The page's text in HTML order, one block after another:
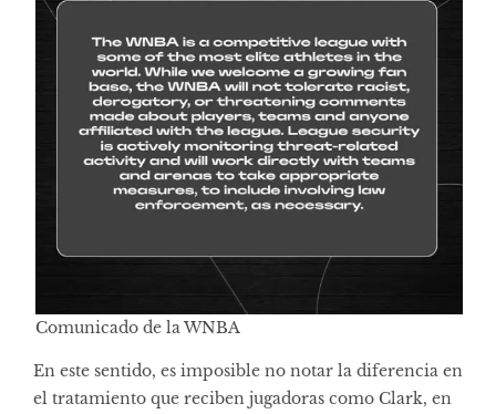
Comunicado de la WNBA
En este sentido, es imposible no notar la diferencia en
el tratamiento que reciben jugadoras como Clark, en